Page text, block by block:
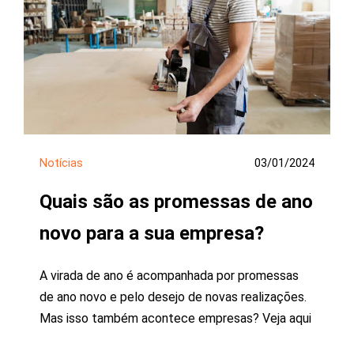
Notícias 03/01/2024
Quais são as promessas de ano
novo para a sua empresa?
A virada de ano é acompanhada por promessas
de ano novo e pelo desejo de novas realizações.
Mas isso também acontece empresas? Veja aqui